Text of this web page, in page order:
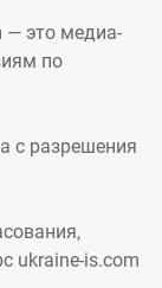
— это медиа-
по
с разрешения
ukraine-is.com